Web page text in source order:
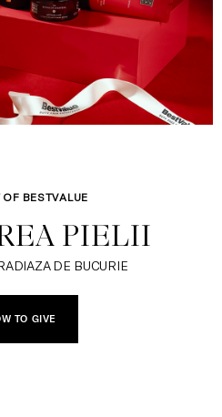
BESTVALUE
PIELII
DE BUCURIE
TO GIVE